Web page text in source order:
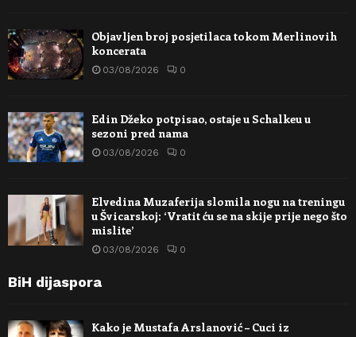
Objavljen broj posjetilaca tokom Merlinovih
koncerata
03/08/2026 0
Edin Džeko potpisao, ostaje u Schalkeu u
sezoni pred nama
03/08/2026 0
Elvedina Muzaferija slomila nogu na treningu
u Švicarskoj: ‘Vratit ću se na skije prije nego što
mislite’
03/08/2026 0
BiH dijaspora
Kako je Mustafa Arslanović – Cuci iz